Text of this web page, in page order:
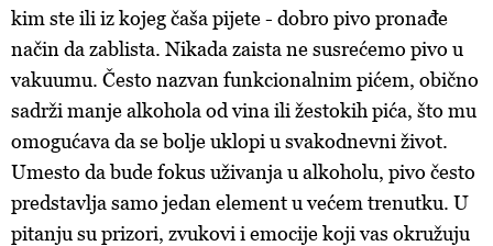
kim ste ili iz kojeg čaša pijete - dobro pivo pronađe
način da zablista. Nikada zaista ne susrećemo pivo u
vakuumu. Često nazvan funkcionalnim pićem, obično
sadrži manje alkohola od vina ili žestokih pića, što mu
omogućava da se bolje uklopi u svakodnevni život.
Umesto da bude fokus uživanja u alkoholu, pivo često
predstavlja samo jedan element u većem trenutku. U
pitanju su prizori, zvukovi i emocije koji vas okružuju